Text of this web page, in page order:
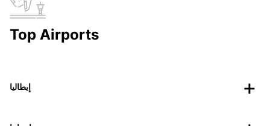
Top Airports
إيطاليا